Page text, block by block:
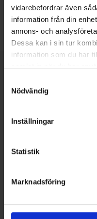
vidarebefordrar även
information från din
annons- och
Dessa kan i sin tur
information som du har
samlat in när du har
Nödvändig
Inställningar
Statistik
Marknadsföring
LinkedIn
REDAKTIONEN
Nummer 4/2026
Skol-SM avgjordes